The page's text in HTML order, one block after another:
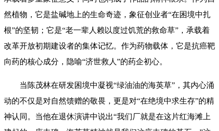
然植物，它是盐碱地上的生命奇迹，象征创业者“在困境中扎
根”的坚韧；它是“老一辈人赖以度过饥荒的救命草”，承载着
改革开放初期建设者的集体记忆。作为药物载体，它是抗癌靶
向药的核心成分，隐喻“济世救人”的药企初心。
当陈茂林在研发困境中凝视“绿油油的海英草”，其内心涌
动的不仅是对自然馈赠的敬畏，更是对“在绝境中求生存”的精
神认同。当他在退休演讲中说出“我们厂就是在这片红海滩上